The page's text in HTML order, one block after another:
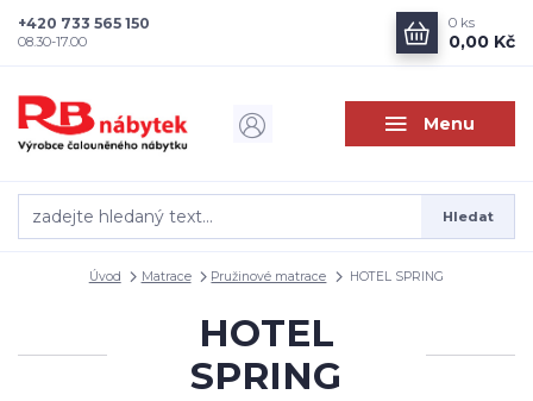
Menu
Hledat
+420 733 565 150
08.30-17.00
0 ks
0,00 Kč
Úvod Matrace Pružinové matrace HOTEL SPRING
HOTEL
SPRING